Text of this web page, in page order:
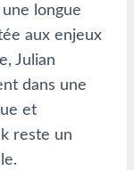
longue
aux enjeux
Julian
dans une
et
reste un